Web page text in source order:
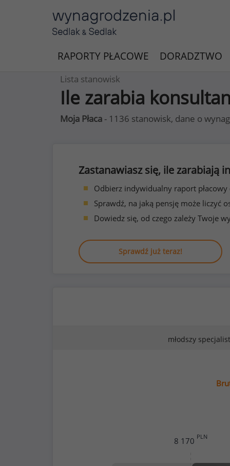
RAPORTY PŁACOWE DORADZTWO
Lista stanowisk
Ile zarabia
Moja Płaca - 1136 stanowisk, dane o
Zastanawiasz się, ile zarabiają
Odbierz indywidualny raport
Sprawdź, na jaką pensję może liczyć
Dowiedz się, od czego zależy Twoje
Sprawdź już teraz!
młodszy
8 170 PLN